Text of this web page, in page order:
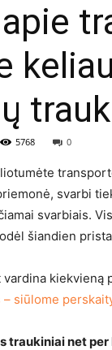
5768 0
svarbi
svarbiais.
šiandien
siūlome
traukiniai net per